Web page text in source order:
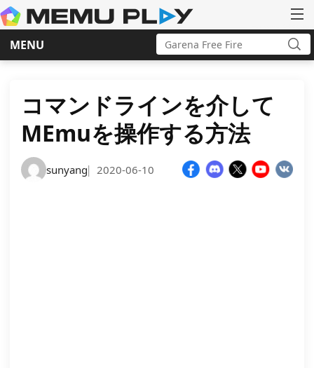
MENU
Skip
Search
for:
コマンドラインを介して
MEmuを操作する方法
sunyang| 2020-06-10